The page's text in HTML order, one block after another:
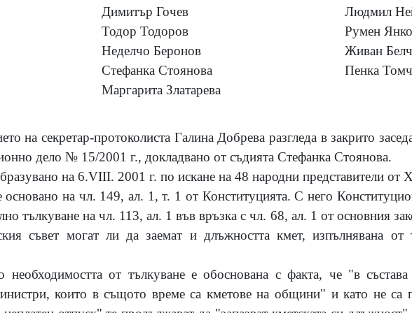
Димитър Гочев
Людмил
Тодор Тодоров
Румен
Неделчо Беронов
Живан
Стефанка Стоянова
Пенка
Маргарита Златарева
на секретар-протоколиста Галина Добрева разгледа в закрито
дело № 15/2001 г., докладвано от съдията Стефанка Стоянова.
на 6.VIII. 2001 г. по искане на 48 народни представители
основано на чл. 149, ал. 1, т. 1 от Конституцията. С него
тълкуване на чл. 113, ал. 1 във връзка с чл. 68, ал. 1 от основния
съвет могат ли да заемат и длъжността кмет, изпълнявана
необходимостта от тълкуване е обоснована с факта, че "в
които в същото време са кметове на общини" и като не са